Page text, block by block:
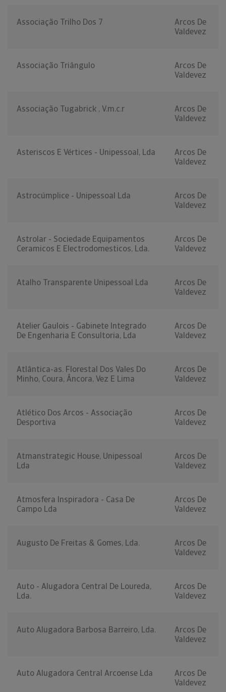
Associação Trilho Dos 7
Arcos De
Valdevez
Associação Triângulo
Arcos De
Valdevez
Associação Tugabrick , V.m.c.r
Arcos De
Valdevez
Asteriscos E Vértices - Unipessoal, Lda
Arcos De
Valdevez
Astrocúmplice - Unipessoal Lda
Arcos De
Valdevez
Astrolar - Sociedade Equipamentos
Ceramicos E Electrodomesticos, Lda.
Arcos De
Valdevez
Atalho Transparente Unipessoal Lda
Arcos De
Valdevez
Atelier Gaulois - Gabinete Integrado
De Engenharia E Consultoria, Lda
Arcos De
Valdevez
Atlântica-as. Florestal Dos Vales Do
Minho, Coura, Âncora, Vez E Lima
Arcos De
Valdevez
Atlético Dos Arcos - Associação
Desportiva
Arcos De
Valdevez
Atmanstrategic House, Unipessoal
Lda
Arcos De
Valdevez
Atmosfera Inspiradora - Casa De
Campo Lda
Arcos De
Valdevez
Augusto De Freitas & Gomes, Lda.
Arcos De
Valdevez
Auto - Alugadora Central De Loureda,
Lda.
Arcos De
Valdevez
Auto Alugadora Barbosa Barreiro, Lda.
Arcos De
Valdevez
Auto Alugadora Central Arcoense Lda
Arcos De
Valdevez